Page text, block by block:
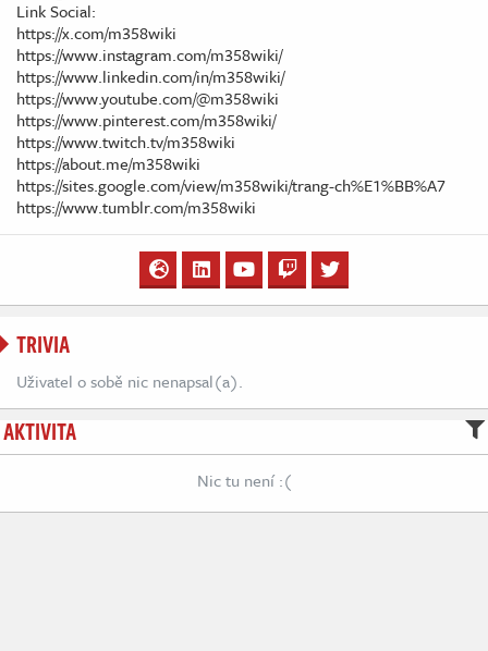
Link Social:
https://x.com/m358wiki
https://www.instagram.com/m358wiki/
https://www.linkedin.com/in/m358wiki/
https://www.youtube.com/@m358wiki
https://www.pinterest.com/m358wiki/
https://www.twitch.tv/m358wiki
https://about.me/m358wiki
https://sites.google.com/view/m358wiki/trang-ch%E1%BB%A7
https://www.tumblr.com/m358wiki
TRIVIA
Uživatel o sobě nic nenapsal(a).
AKTIVITA
Nic tu není :(